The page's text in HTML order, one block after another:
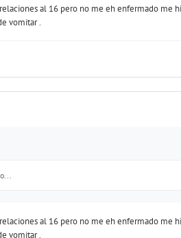
al 16 pero no me eh enfermado me
vomitar .
al 16 pero no me eh enfermado me
vomitar .